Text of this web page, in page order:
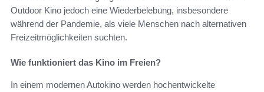
Outdoor Kino jedoch eine Wiederbelebung, insbesondere
während der Pandemie, als viele Menschen nach alternativen
Freizeitmöglichkeiten suchten.
Wie funktioniert das Kino im Freien?
In einem modernen Autokino werden hochentwickelte